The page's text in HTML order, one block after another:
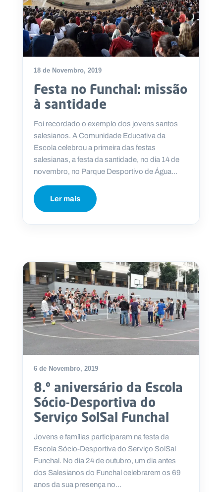
18 de Novembro, 2019
Festa no Funchal: missão
à santidade
Foi recordado o exemplo dos jovens santos
salesianos. A Comunidade Educativa da
Escola celebrou a primeira das festas
salesianas, a festa da santidade, no dia 14 de
novembro, no Parque Desportivo de Água...
Ler mais
6 de Novembro, 2019
8.º aniversário da Escola
Sócio-Desportiva do
Serviço SolSal Funchal
Jovens e famílias participaram na festa da
Escola Sócio-Desportiva do Serviço SolSal
Funchal. No dia 24 de outubro, um dia antes
dos Salesianos do Funchal celebrarem os 69
anos da sua presença no...